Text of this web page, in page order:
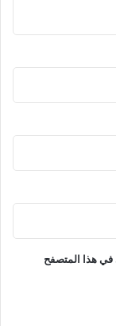
في هذا المتصفح